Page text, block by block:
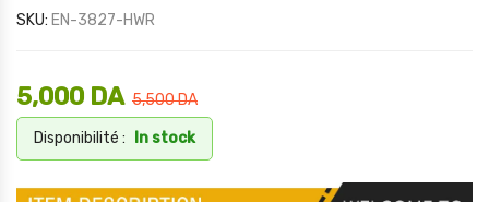
SKU: EN-3827-HWR
5,500DA
5,000 DA
Disponibilité : In stock